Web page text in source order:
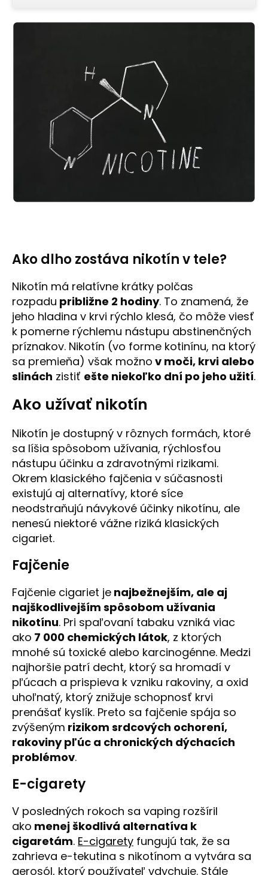
Ako dlho zostáva nikotín v tele?
Nikotín má relatívne krátky polčas
rozpadu približne 2 hodiny. To znamená, že
jeho hladina v krvi rýchlo klesá, čo môže viesť
k pomerne rýchlemu nástupu abstinenčných
príznakov. Nikotín (vo forme kotinínu, na ktorý
sa premieňa) však možno v moči, krvi alebo
slinách zistiť ešte niekoľko dní po jeho užití.
Ako užívať nikotín
Nikotín je dostupný v rôznych formách, ktoré
sa líšia spôsobom užívania, rýchlosťou
nástupu účinku a zdravotnými rizikami.
Okrem klasického fajčenia v súčasnosti
existujú aj alternatívy, ktoré síce
neodstraňujú návykové účinky nikotínu, ale
nenesú niektoré vážne riziká klasických
cigariet.
Fajčenie
Fajčenie cigariet je najbežnejším, ale aj
najškodlivejším spôsobom užívania
nikotínu. Pri spaľovaní tabaku vzniká viac
ako 7 000 chemických látok, z ktorých
mnohé sú toxické alebo karcinogénne. Medzi
najhoršie patrí decht, ktorý sa hromadí v
pľúcach a prispieva k vzniku rakoviny, a oxid
uhoľnatý, ktorý znižuje schopnosť krvi
prenášať kyslík. Preto sa fajčenie spája so
zvýšeným rizikom srdcových ochorení,
rakoviny pľúc a chronických dýchacích
problémov.
E-cigarety
V posledných rokoch sa vaping rozšíril
ako menej škodlivá alternatíva k
cigaretám. E-cigarety fungujú tak, že sa
zahrieva e-tekutina s nikotínom a vytvára sa
aerosól, ktorý používateľ vdychuje. Stále